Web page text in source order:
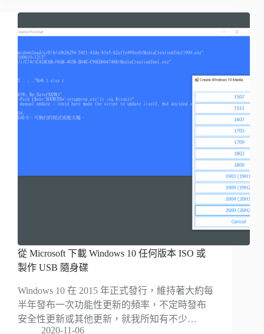
從 Microsoft 下載 Windows 10 任何版本 ISO 或
製作 USB 隨身碟
Windows 10 在 2015 年正式發行，維持著大約每
半年發布一次功能性更新的頻率，不定時發布
安全性更新或其他更新，就我所知有不少…
2020-11-06